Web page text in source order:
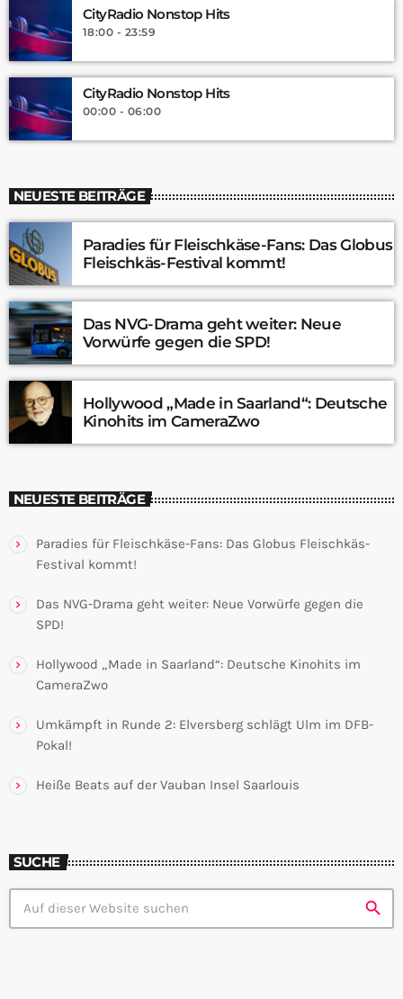
CityRadio Nonstop Hits
18:00 - 23:59
CityRadio Nonstop Hits
00:00 - 06:00
NEUESTE BEITRÄGE
Paradies für Fleischkäse-Fans: Das Globus
Fleischkäs-Festival kommt!
Das NVG-Drama geht weiter: Neue
Vorwürfe gegen die SPD!
Hollywood „Made in Saarland“: Deutsche
Kinohits im CameraZwo
NEUESTE BEITRÄGE
Paradies für Fleischkäse-Fans: Das Globus Fleischkäs-
Festival kommt!
Das NVG-Drama geht weiter: Neue Vorwürfe gegen die
SPD!
Hollywood „Made in Saarland“: Deutsche Kinohits im
CameraZwo
Umkämpft in Runde 2: Elversberg schlägt Ulm im DFB-
Pokal!
Heiße Beats auf der Vauban Insel Saarlouis
SUCHE
search